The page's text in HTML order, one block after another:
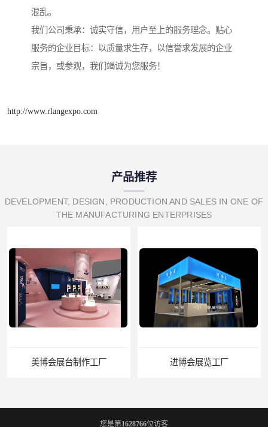
混乱。
我们公司秉承：诚实守信，用户至上的服务理念。贴心
服务的企业目标：以质量求生存，以信誉求发展的企业
宗旨，或参观，我们竭诚为您服务！
http://www.rlangexpo.com
产品推荐
DEVELOPMENT, DESIGN, PRODUCTION AND SALES IN ONE OF
THE MANUFACTURING ENTERPRISES
美博会展台制作工厂 进博会展览工厂
您是第1628766位访客